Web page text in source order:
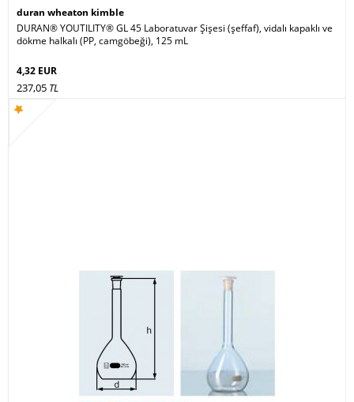
duran wheaton kimble
DURAN® YOUTILITY® GL 45 Laboratuvar Şişesi (şeffaf), vidalı kapaklı ve
dökme halkalı (PP, camgöbeği), 125 mL
4,32 EUR
237,05 TL